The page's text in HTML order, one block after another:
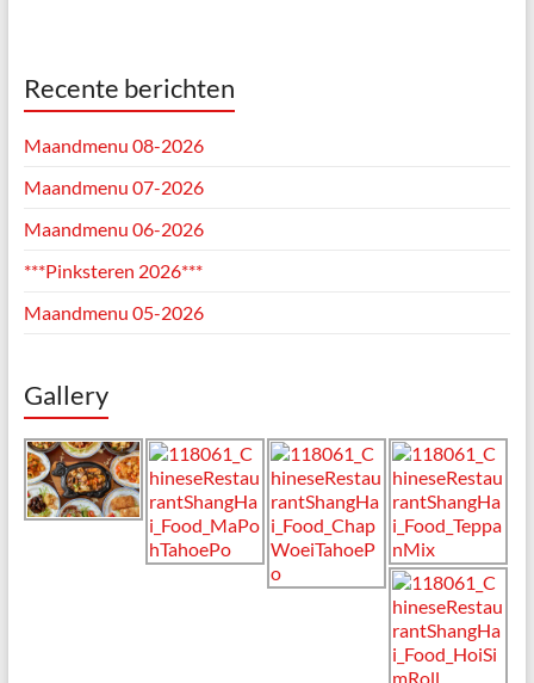
Recente berichten
Maandmenu 08-2026
Maandmenu 07-2026
Maandmenu 06-2026
***Pinksteren 2026***
Maandmenu 05-2026
Gallery